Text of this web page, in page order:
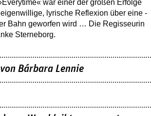
war einer der großen Erfolge
lyrische Reflexion über eine
Bahn geworfen wird … Die Regisseurin
Sterneborg.
Bárbara Lennie